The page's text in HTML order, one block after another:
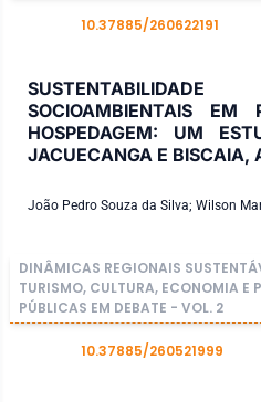
10.37885/260622191
SOCIOAMBIENTAIS EM
HOSPEDAGEM: UM
JACUECANGA E BISCAIA,
João Pedro Souza da Silva; Wilson
DINÂMICAS REGIONAIS
TURISMO, CULTURA, ECONOMIA E
PÚBLICAS EM DEBATE - VOL. 2
10.37885/260521999